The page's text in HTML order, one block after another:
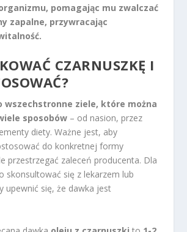
pomagając mu zwalczać
zapalne, przywracając
CZARNUSZKĘ I
wszechstronne ziele, które można
sposobów – od nasion, przez
diety. Ważne jest, aby
do konkretnej formy
przestrzegać zaleceń producenta. Dla
skonsultować się z lekarzem lub
upewnić się, że dawka jest